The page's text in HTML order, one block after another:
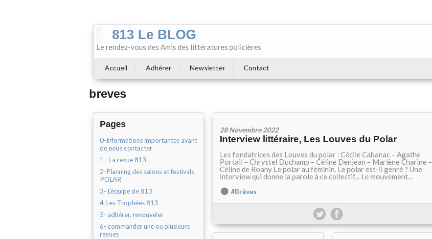
813 Le BLOG
Le rendez-vous des Amis des littératures policières
Accueil Adhérer Newsletter Contact
breves
Pages
0-Informations importantes avant
de nous contacter
1 - La revue 813
2-Planning des salons et festivals
POLAR
3- L'équipe de 813
4-Les Trophées 813
5- adhérer, renouveler
6- commander une ou plusieurs
revues
28 Novembre 2022
Interview littéraire, Les Louves du Polar
Les fondatrices des Louves du polar : Cécile Cabanac – Agathe
Portail – Chrystel Duchamp – Céline Denjean – Marlène Charine –
Céline de Roany Le polar au féminin. Le polar est-il genré ? Une
interview qui donne la parole à ce collectif... Le mouvement...
#Brèves